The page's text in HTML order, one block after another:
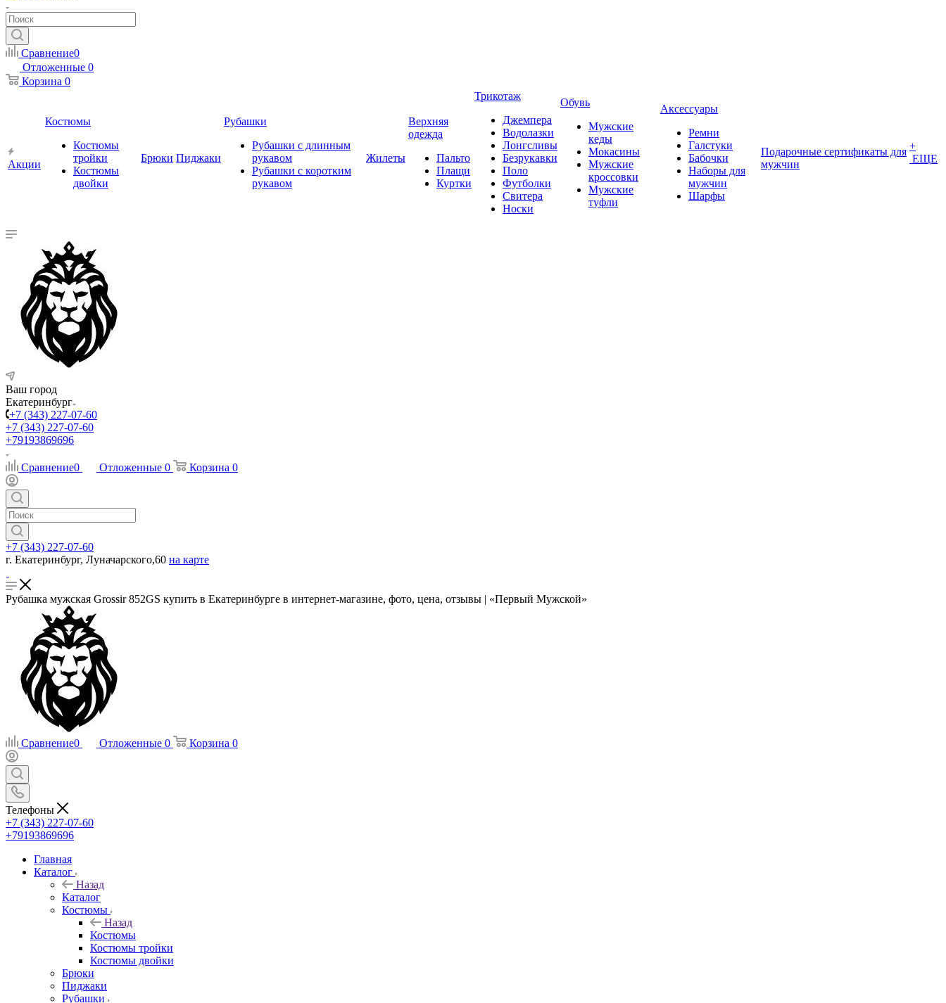
Сравнение0
Отложенные 0
Корзина 0
Акции
Костюмы
Костюмы
тройки
Костюмы
двойки
Брюки Пиджаки
Рубашки
Рубашки с длинным
рукавом
Рубашки с коротким
рукавом
Жилеты
Верхняя
одежда
Пальто
Плащи
Куртки
Трикотаж
Джемпера
Водолазки
Лонгсливы
Безрукавки
Поло
Футболки
Свитера
Носки
Обувь
Мужские
кеды
Мокасины
Мужские
кроссовки
Мужские
туфли
Аксессуары
Ремни
Галстуки
Бабочки
Наборы для
мужчин
Шарфы
Подарочные сертификаты для
мужчин
+
ЕЩЕ
Ваш город
Екатеринбург
+7 (343) 227-07-60
+7 (343) 227-07-60
+79193869696
Сравнение0 Отложенные 0 Корзина 0
+7 (343) 227-07-60
г. Екатеринбург, Луначарского,60 на карте
Рубашка мужская Grossir 852GS купить в Екатеринбурге в интернет-магазине, фото, цена, отзывы | «Первый Мужской»
Сравнение0 Отложенные 0 Корзина 0
Телефоны
+7 (343) 227-07-60
+79193869696
Главная
Каталог
Назад
Каталог
Костюмы
Назад
Костюмы
Костюмы тройки
Костюмы двойки
Брюки
Пиджаки
Рубашки